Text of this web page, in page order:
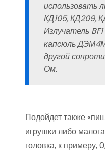
использовать
КД105, КД209,
Излучатель
капсюль
другой
Ом.
Подойдет также
игрушки либо
головка, к примеру,